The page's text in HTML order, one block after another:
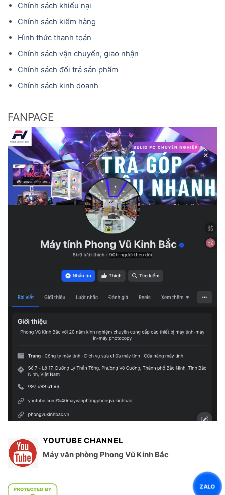
ZALO
Chính sách khiếu nại
Chính sách kiểm hàng
Hình thức thanh toán
Chính sách vận chuyển, giao nhận
Chính sách đổi trả sản phẩm
Chính sách kinh doanh
FANPAGE
YOUTUBE CHANNEL
Máy văn phòng Phong Vũ Kinh Bắc